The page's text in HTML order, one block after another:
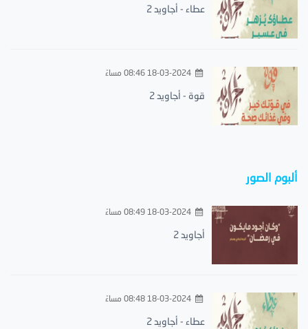
عطاء - أجاويد 2
18-03-2024 08:46 مساءً
قوة - أجاويد 2
ألبوم الصور
18-03-2024 08:49 مساءً
أجاويد 2
18-03-2024 08:48 مساءً
عطاء - أجاويد 2